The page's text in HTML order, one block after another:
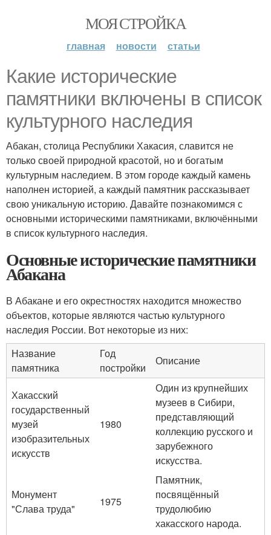
МОЯ СТРОЙКА
главная новости статьи
Какие исторические
памятники включены в список
культурного наследия
Абакан, столица Республики Хакасия, славится не
только своей природной красотой, но и богатым
культурным наследием. В этом городе каждый камень
наполнен историей, а каждый памятник рассказывает
свою уникальную историю. Давайте познакомимся с
основными историческими памятниками, включёнными
в список культурного наследия.
Основные исторические памятники
Абакана
В Абакане и его окрестностях находится множество
объектов, которые являются частью культурного
наследия России. Вот некоторые из них:
Название
памятника
Год
постройки
Описание
Хакасский
государственный
музей
изобразительных
искусств
1980
Один из крупнейших
музеев в Сибири,
представляющий
коллекцию русского и
зарубежного
искусства.
Монумент
"Слава труда"
1975
Памятник,
посвящённый
трудолюбию
хакасского народа.